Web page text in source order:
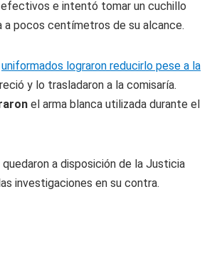
e intentó tomar un cuchillo
a pocos centímetros de su alcance.
uniformados lograron reducirlo pese a la
y lo trasladaron a la comisaría.
el arma blanca utilizada durante el
quedaron a disposición de la Justicia
investigaciones en su contra.